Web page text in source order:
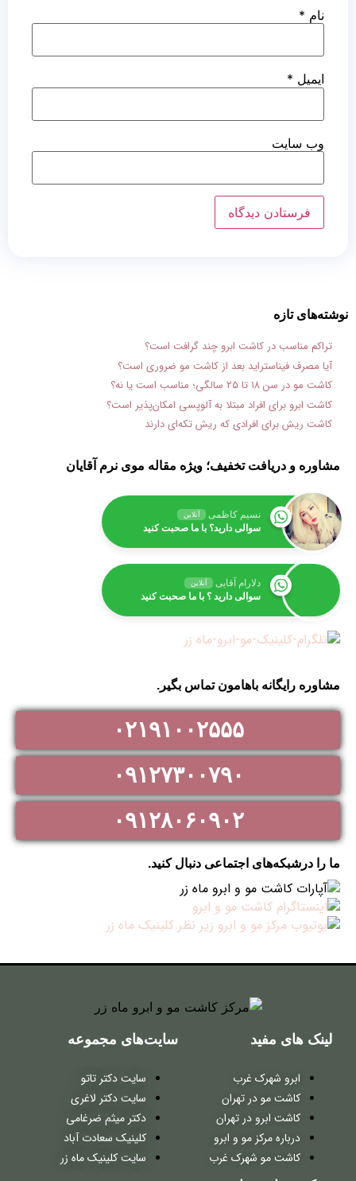
نام *
ایمیل *
وب‌ سایت
نوشته‌های تازه
تراکم مناسب در کاشت ابرو چند گرافت است؟
آیا مصرف فیناستراید بعد از کاشت مو ضروری است؟
کاشت مو در سن ۱۸ تا ۲۵ سالگی؛ مناسب است یا نه؟
کاشت ابرو برای افراد مبتلا به آلوپسی امکان‌پذیر است؟
کاشت ریش برای افرادی که ریش تکه‌ای دارند
مشاوره و دریافت تخفیف؛ ویژه مقاله موی نرم آقایان
نسیم کاظمی آنلاین
سوالی دارید؟ با ما صحبت کنید
دلارام آقایی آنلاین
سوالی دارید ؟ با ما صحبت کنید
مشاوره رایگانه باهامون تماس بگیر.
۰۲۱۹۱۰۰۲۵۵۵
۰۹۱۲۷۳۰۰۷۹۰
۰۹۱۲۸۰۶۰۹۰۲
ما را درشبکه‌های اجتماعی دنبال کنید.
لینک های مفید
ابرو شهرک غرب
کاشت مو در تهران
کاشت ابرو در تهران
درباره مرکز مو و ابرو
کاشت مو شهرک غرب
سایت‌های مجموعه
سایت دکتر تاتو
سایت دکتر لاغری
دکتر میثم ضرغامی
کلینیک سعادت آباد
سایت کلینیک ماه زر